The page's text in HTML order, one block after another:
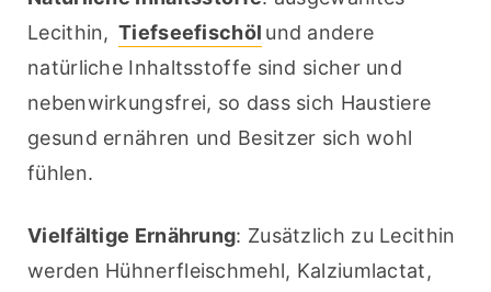
Lecithin, Tiefseefischöl und andere
natürliche Inhaltsstoffe sind sicher und
nebenwirkungsfrei, so dass sich Haustiere
gesund ernähren und Besitzer sich wohl
fühlen.
Vielfältige Ernährung: Zusätzlich zu Lecithin
werden Hühnerfleischmehl, Kalziumlactat,